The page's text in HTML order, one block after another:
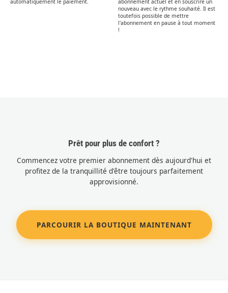
automatiquement le paiement.
abonnement actuel et en souscrire un
nouveau avec le rythme souhaité. Il est
toutefois possible de mettre
l'abonnement en pause à tout moment
!
Prêt pour plus de confort ?
Commencez votre premier abonnement dès aujourd'hui et
profitez de la tranquillité d'être toujours parfaitement
approvisionné.
PARCOURIR LA BOUTIQUE MAINTENANT